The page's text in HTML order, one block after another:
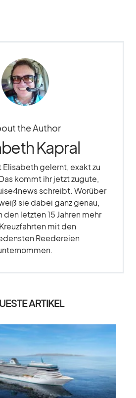
the Author
Kapral
Elisabeth gelernt, exakt zu
kommt ihr jetzt zugute,
schreibt. Worüber
sie dabei ganz genau,
den letzten 15 Jahren mehr
mit den
Reedereien
ARTIKEL